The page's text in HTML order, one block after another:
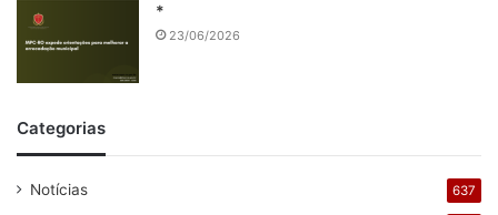
*
23/06/2026
Categorias
Notícias 637